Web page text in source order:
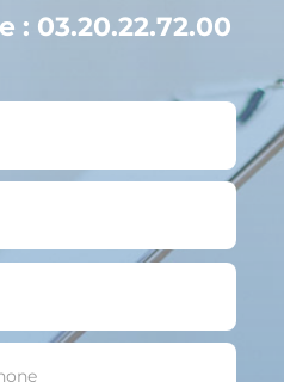
: 03.20.22.72.00